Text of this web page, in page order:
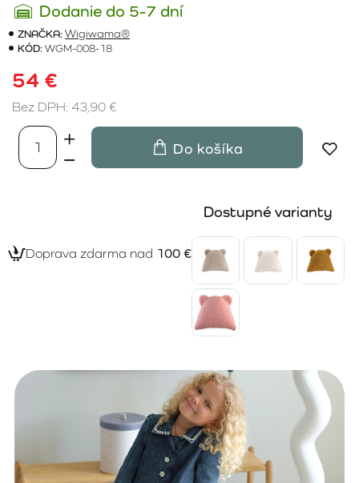
Dodanie do 5-7 dní
ZNAČKA:Wigiwama®
KÓD:WGM-008-18
54 €
Bez DPH: 43,90 €
Do košíka
Doprava zdarma nad 100 €
Dostupné varianty